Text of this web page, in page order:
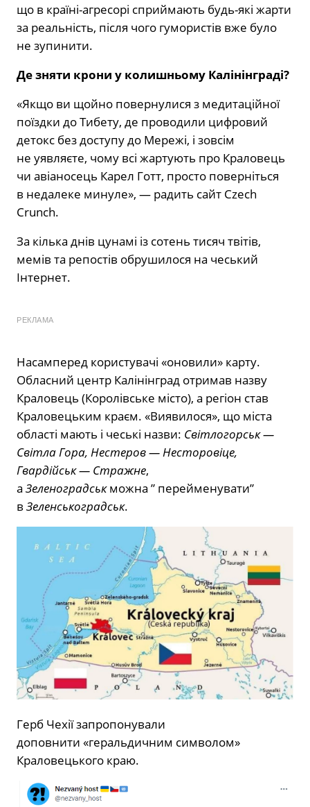
що в країні-агресорі сприймають будь-які жарти
за реальність, після чого гумористів вже було
не зупинити.
Де зняти крони у колишньому Калінінграді?
«Якщо ви щойно повернулися з медитаційної
поїздки до Тибету, де проводили цифровий
детокс без доступу до Мережі, і зовсім
не уявляєте, чому всі жартують про Краловець
чи авіаносець Карел Готт, просто поверніться
в недалеке минуле», — радить сайт Czech
Crunch.
За кілька днів цунамі із сотень тисяч твітів,
мемів та репостів обрушилося на чеський
Інтернет.
РЕКЛАМА
Насамперед користувачі «оновили» карту.
Обласний центр Калінінград отримав назву
Краловець (Королівське місто), а регіон став
Краловецьким краєм. «Виявилося», що міста
області мають і чеські назви: Світлогорськ —
Світла Гора, Нестеров — Несторовіце,
Гвардійськ — Стражне,
а Зеленоградськможна ” перейменувати”
в Зеленськоградськ.
Герб Чехії запропонували
доповнити «геральдичним символом»
Краловецького краю.